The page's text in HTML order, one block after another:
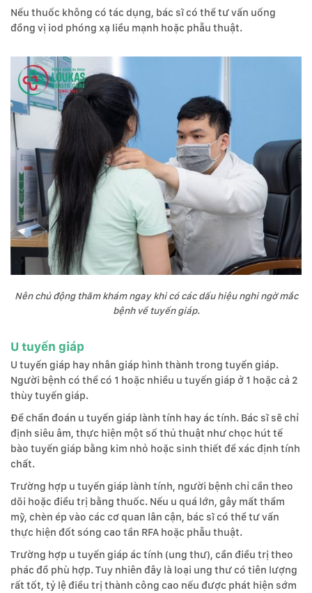
Nếu thuốc không có tác dụng, bác sĩ có thể tư vấn uống
đồng vị iod phóng xạ liều mạnh hoặc phẫu thuật.
Nên chủ động thăm khám ngay khi có các dấu hiệu nghi ngờ mắc
bệnh về tuyến giáp.
U tuyến giáp
U tuyến giáp hay nhân giáp hình thành trong tuyến giáp.
Người bệnh có thể có 1 hoặc nhiều u tuyến giáp ở 1 hoặc cả 2
thùy tuyến giáp.
Để chẩn đoán u tuyến giáp lành tính hay ác tính. Bác sĩ sẽ chỉ
định siêu âm, thực hiện một số thủ thuật như chọc hút tế
bào tuyến giáp bằng kim nhỏ hoặc sinh thiết để xác định tính
chất.
Trường hợp u tuyến giáp lành tính, người bệnh chỉ cần theo
dõi hoặc điều trị bằng thuốc. Nếu u quá lớn, gây mất thẩm
mỹ, chèn ép vào các cơ quan lân cận, bác sĩ có thể tư vấn
thực hiện đốt sóng cao tần RFA hoặc phẫu thuật.
Trường hợp u tuyến giáp ác tính (ung thư), cần điều trị theo
phác đồ phù hợp. Tuy nhiên đây là loại ung thư có tiên lượng
rất tốt, tỷ lệ điều trị thành công cao nếu được phát hiện sớm